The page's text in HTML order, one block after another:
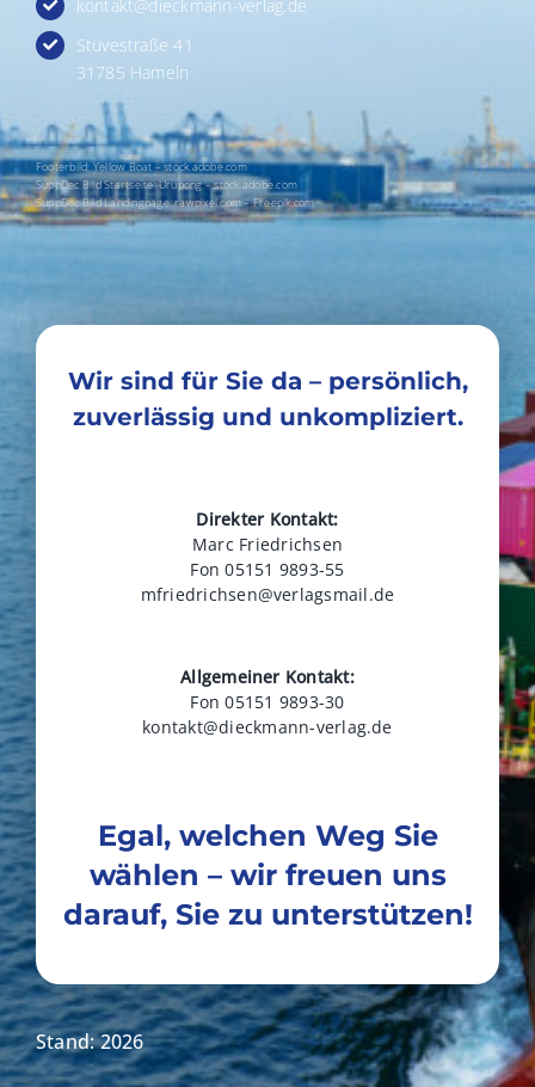
kontakt@dieckmann-verlag.de
Stüvestraße 41
31785 Hameln
Footerbild: Yellow Boat – stock.adobe.com
SuppDec Bild Startseite: Urupong – stock.adobe.com
SuppDec Bild Landingpage: rawpixel.com – Freepik.com
Wir sind für Sie da – persönlich,
zuverlässig und unkompliziert.
Direkter Kontakt:
Marc Friedrichsen
Fon 05151 9893-55
mfriedrichsen@verlagsmail.de
Allgemeiner Kontakt:
Fon 05151 9893-30
kontakt@dieckmann-verlag.de
Egal, welchen Weg Sie
wählen – wir freuen uns
darauf, Sie zu unterstützen!
Stand: 2026